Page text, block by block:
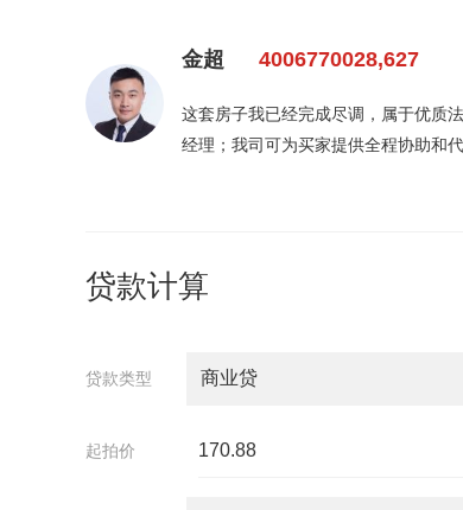
金超 4006770028,627
这套房子我已经完成尽调，属于优质
经理；我司可为买家提供全程协助和
贷款计算
贷款类型
起拍价